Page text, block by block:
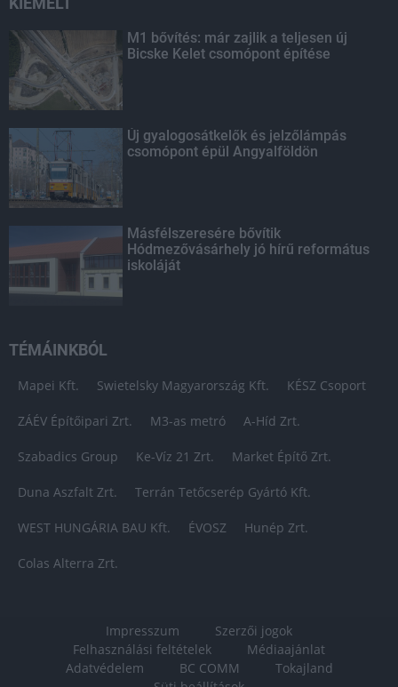
M1 bővítés: már zajlik a teljesen új
Bicske Kelet csomópont építése
Új gyalogosátkelők és jelzőlámpás
csomópont épül Angyalföldön
Másfélszeresére bővítik
Hódmezővásárhely jó hírű református
iskoláját
TÉMÁINKBÓL
Mapei Kft. Swietelsky Magyarország Kft. KÉSZ Csoport
ZÁÉV Építőipari Zrt. M3-as metró A-Híd Zrt.
Szabadics Group Ke-Víz 21 Zrt. Market Építő Zrt.
Duna Aszfalt Zrt. Terrán Tetőcserép Gyártó Kft.
WEST HUNGÁRIA BAU Kft. ÉVOSZ Hunép Zrt.
Colas Alterra Zrt.
Impresszum
Szerzői jogok
Felhasználási feltételek
Médiaajánlat
Adatvédelem
BC COMM
Tokajland